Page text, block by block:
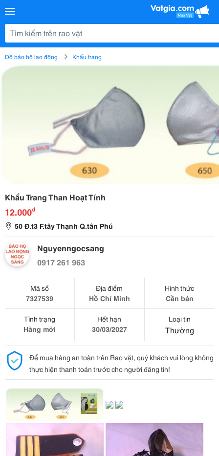
Đồ bảo hộ lao động Khẩu trang
Khẩu Trang Than Hoạt Tính
12.000₫
50 Đ.t3 F.tây Thạnh Q.tân Phú
Nguyenngocsang
0917 261 963
Mã số
7327539
Địa điểm
Hồ Chí Minh
Hình thức
Cần bán
Tình trạng
Hàng mới
Hết hạn
30/03/2027
Loại tin
Thường
Để mua hàng an toàn trên Rao vặt, quý khách vui lòng không
thực hiện thanh toán trước cho người đăng tin!